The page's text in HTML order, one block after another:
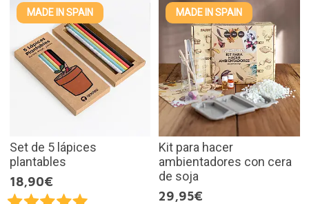
MADE IN SPAIN
Set de 5 lápices
plantables
18,90€
MADE IN SPAIN
Kit para hacer
ambientadores con cera
de soja
29,95€